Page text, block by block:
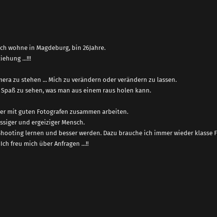
wohne in Magdeburg, bin 26Jahre.
...!!!
zu stehen ... Mich zu verändern oder verändern zu lassen.
zu sehen, was man aus einem raus holen kann.
mit guten Fotografen zusammen arbeiten.
und ergeiziger Mensch.
lernen und besser werden. Dazu brauche ich immer wieder klasse
freu mich über Anfragen ...!!